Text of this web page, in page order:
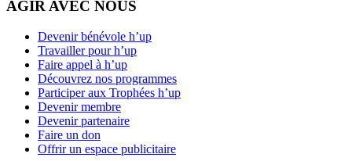
AGIR AVEC NOUS
Devenir bénévole h’up
Travailler pour h’up
Faire appel à h’up
Découvrez nos programmes
Participer aux Trophées h’up
Devenir membre
Devenir partenaire
Faire un don
Offrir un espace publicitaire